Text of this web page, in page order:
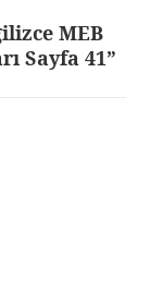
MEB
Sayfa 41”